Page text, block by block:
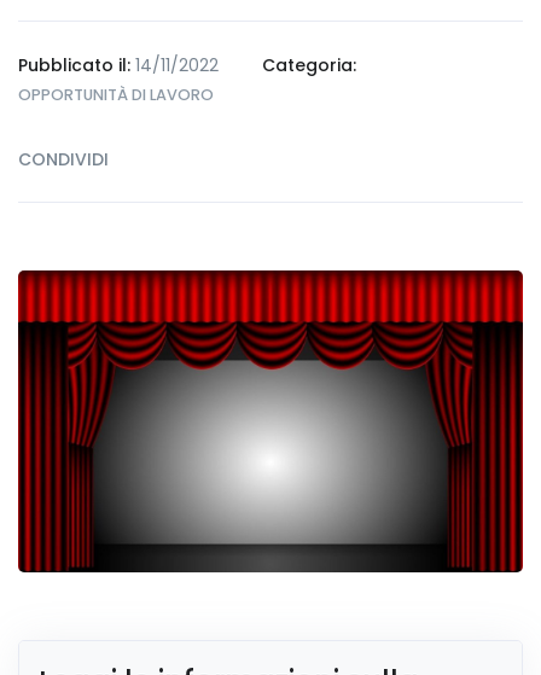
Pubblicato il: 14/11/2022 Categoria:
OPPORTUNITÀ DI LAVORO
CONDIVIDI